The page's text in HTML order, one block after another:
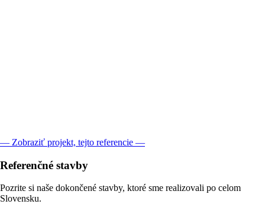
— Zobraziť projekt, tejto referencie —
Referenčné stavby
Pozrite si naše dokončené stavby, ktoré sme realizovali po celom
Slovensku.